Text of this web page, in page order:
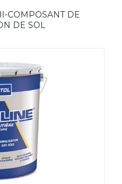
COMPOSANT DE
DE SOL